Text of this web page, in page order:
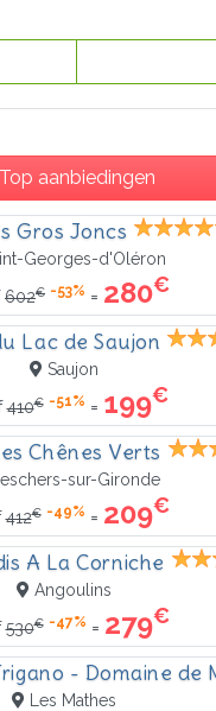
Top aanbiedingen
Gros Joncs
Georges-d'Oléron
602€ -53% = 280€
Lac de Saujon
Saujon
410€ -51% = 199€
Chênes Verts
sur-Gironde
412€ -49% = 209€
A La Corniche
Angoulins
530€ -47% = 279€
- Domaine de
Les Mathes